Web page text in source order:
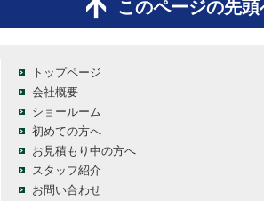
このページの先頭
トップページ
会社概要
ショールーム
初めての方へ
お見積もり中の方へ
スタッフ紹介
お問い合わせ